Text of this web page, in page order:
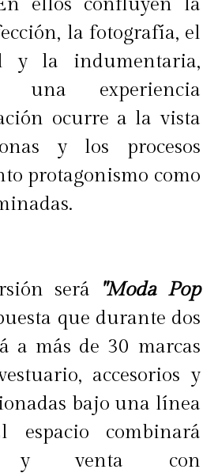
Modelos vigentes,
en tiendas como
que confirman
zapatillas es elegir
vestirse y vivir la
o compra online en
de compra y
día y hasta 6 cuotas
más novedades
belsport
la fotografía, el
y la indumentaria,
una experiencia
ocurre a la vista
y los procesos
protagonismo como
será
"Moda Pop
que durante dos
a más de 30 marcas
accesorios y
bajo una línea
espacio combinará
y venta con